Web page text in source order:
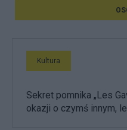
Kultura
Sekret pomnika „Les
okazji o czymś innym,